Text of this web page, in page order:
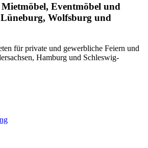
Mietmöbel, Eventmöbel und
Wolfsburg und
für private und gewerbliche Feiern und
Hamburg und Schleswig-